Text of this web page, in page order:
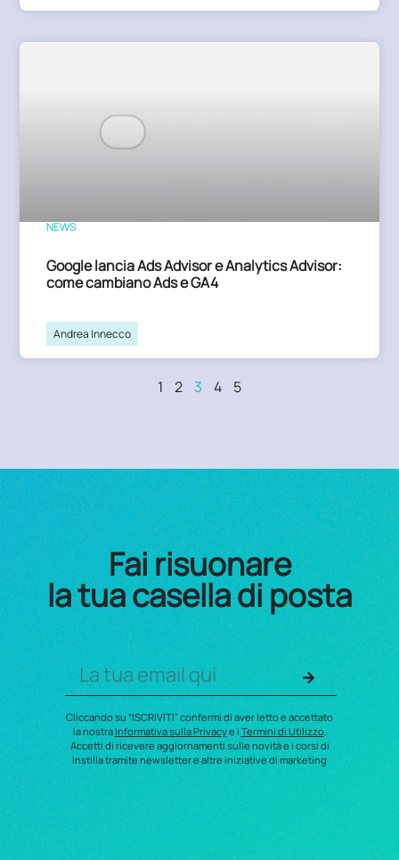
NEWS
Google lancia Ads Advisor e Analytics Advisor:
come cambiano Ads e GA4
Andrea Innecco
1 2 3 4 5
Fai risuonare
la tua casella di posta
Cliccando su “ISCRIVITI” confermi di aver letto e accettato
la nostra Informativa sulla Privacye iTermini di Utilizzo.
Accetti di ricevere aggiornamenti sulle novità e i corsi di
Instilla tramite newsletter e altre iniziative di marketing